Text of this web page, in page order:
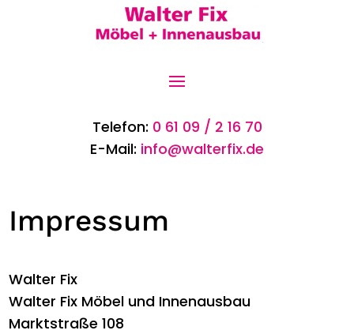
Telefon: 0 61 09 / 2 16 70
E-Mail: info@walterfix.de
Impressum
Walter Fix
Walter Fix Möbel und Innenausbau
Marktstraße 108